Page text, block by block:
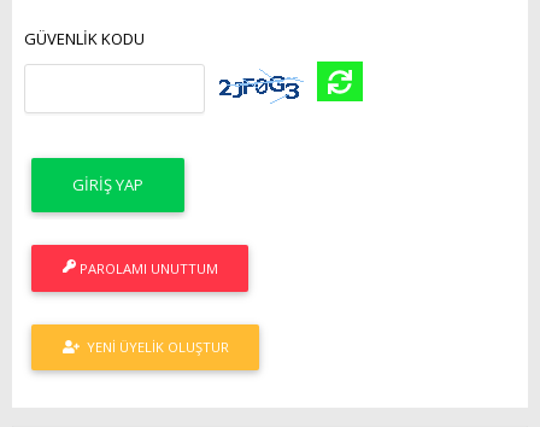
GÜVENLİK KODU
PAROLAMI UNUTTUM
YENI ÜYELIK OLUŞTUR